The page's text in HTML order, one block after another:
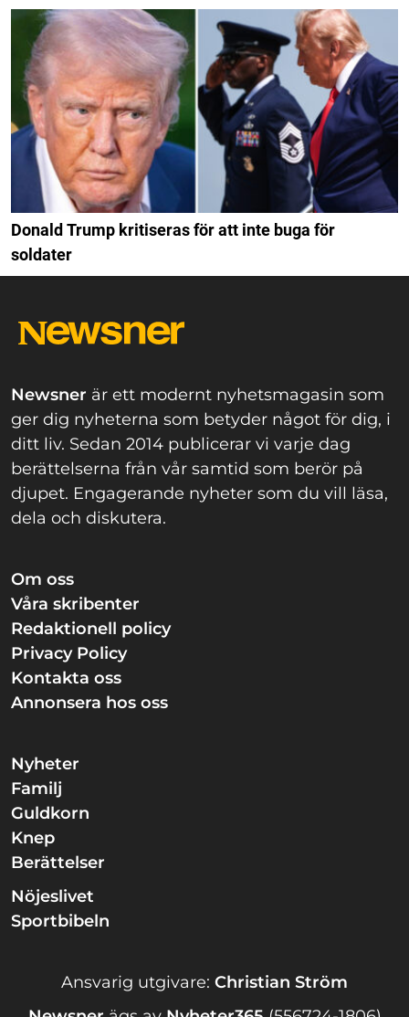
Donald Trump kritiseras för att inte buga för
soldater
Newsner är ett modernt nyhetsmagasin som
ger dig nyheterna som betyder något för dig, i
ditt liv. Sedan 2014 publicerar vi varje dag
berättelserna från vår samtid som berör på
djupet. Engagerande nyheter som du vill läsa,
dela och diskutera.
Om oss
Våra skribenter
Redaktionell policy
Privacy Policy
Kontakta oss
Annonsera hos oss
Nyheter
Familj
Guldkorn
Knep
Berättelser
Nöjeslivet
Sportbibeln
Ansvarig utgivare: Christian Ström